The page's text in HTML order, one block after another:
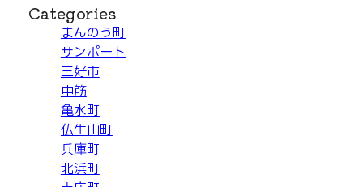
Categories
まんのう町
サンポート
三好市
中筋
亀水町
仏生山町
兵庫町
北浜町